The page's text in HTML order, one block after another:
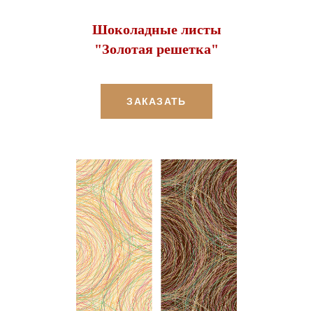
Шоколадные листы
"Золотая решетка"
ЗАКАЗАТЬ